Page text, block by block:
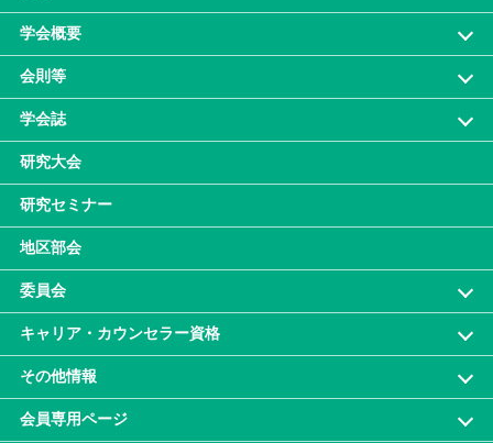
学会概要
会則等
学会誌
研究大会
研究セミナー
地区部会
委員会
キャリア・カウンセラー資格
その他情報
会員専⽤ページ